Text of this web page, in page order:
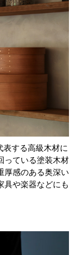
する高級木材に
っている塗装木材
厚感のある奥深い
具や楽器などにも